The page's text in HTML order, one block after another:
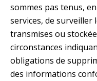
sommes pas tenus,
services, de
transmises ou
circonstances
obligations de
des informations